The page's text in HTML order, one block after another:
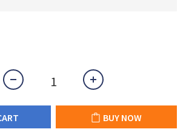
BUY NOW